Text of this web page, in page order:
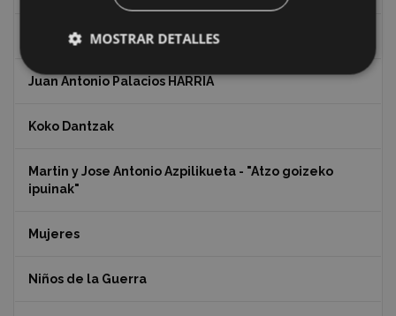
Indalecio Ojanguren Diputación de Gipuzkoa
Juan Antonio Palacios HARRIA
Koko Dantzak
Martin y Jose Antonio Azpilikueta - "Atzo goizeko
ipuinak"
Mujeres
Niños de la Guerra
MOSTRAR DETALLES